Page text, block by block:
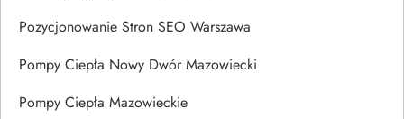
Pozycjonowanie Stron SEO Warszawa
Pompy Ciepła Nowy Dwór Mazowiecki
Pompy Ciepła Mazowieckie